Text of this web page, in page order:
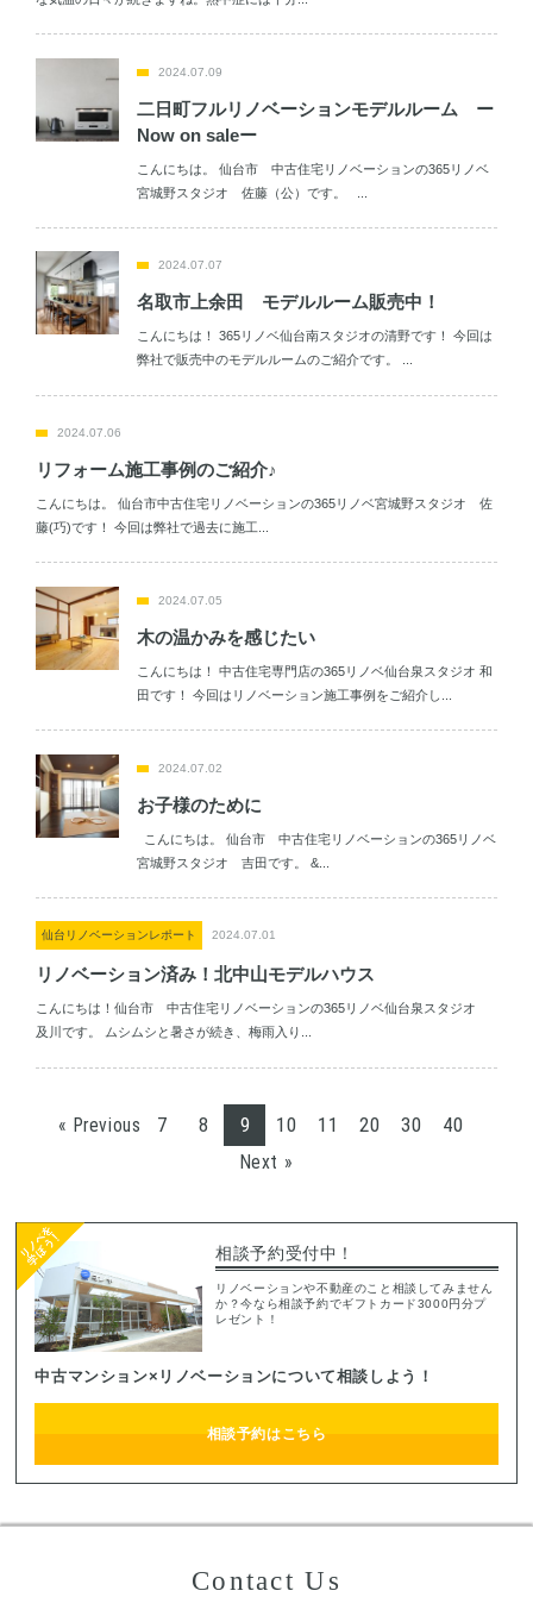
2024.07.09
二日町フルリノベーションモデルルーム ー
Now on saleー
こんにちは。 仙台市 中古住宅リノベーションの365リノベ
宮城野スタジオ 佐藤（公）です。 ...
2024.07.07
名取市上余田 モデルルーム販売中！
こんにちは！ 365リノベ仙台南スタジオの清野です！ 今回は
弊社で販売中のモデルルームのご紹介です。 ...
2024.07.06
リフォーム施工事例のご紹介♪
こんにちは。 仙台市中古住宅リノベーションの365リノベ宮城野スタジオ 佐
藤(巧)です！ 今回は弊社で過去に施工...
2024.07.05
木の温かみを感じたい
こんにちは！ 中古住宅専門店の365リノベ仙台泉スタジオ 和
田です！ 今回はリノベーション施工事例をご紹介し...
2024.07.02
お子様のために
こんにちは。 仙台市 中古住宅リノベーションの365リノベ
宮城野スタジオ 吉田です。 &...
仙台リノベーションレポート 2024.07.01
リノベーション済み！北中山モデルハウス
こんにちは！仙台市 中古住宅リノベーションの365リノベ仙台泉スタジオ
及川です。 ムシムシと暑さが続き、梅雨入り...
« Previous 7 8 9 10 11 20 30 40
Next »
相談予約受付中！
リノベーションや不動産のこと相談してみません
か？今なら相談予約でギフトカード3000円分プ
レゼント！
中古マンション×リノベーションについて相談しよう！
相談予約はこちら
Contact Us